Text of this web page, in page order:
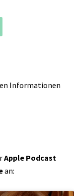
Informationen
Apple Podcast
an: